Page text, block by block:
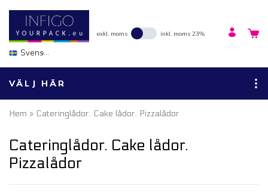
Svenska
exkl. moms inkl. moms 23%
VÄLJ HÄR
Hem » Cateringlådor. Cake lådor. Pizzalådor
Cateringlådor. Cake lådor.
Pizzalådor